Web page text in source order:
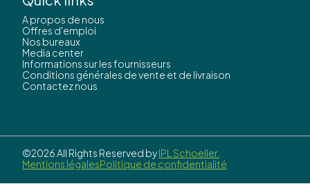
A propos de nous
Offres d'emploi
Nos bureaux
Media center
Informations sur les fournisseurs
Conditions générales de vente et de livraison
Contactez nous
©2026 All Rights Reserved byIPL Schoeller.
Mentions légalesPolitique de confidentialité